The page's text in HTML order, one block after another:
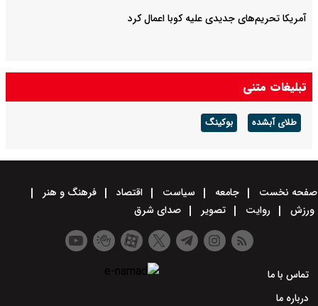
آمریکا تحریم‌های جدیدی علیه کوبا اعمال کرد
تبلیغات متنی
طلای آبشده بوکینگ
صفحه نخست جامعه سیاست اقتصاد
فرهنگ و هنر
ورزش
روایت تصویر صدای شرق
تماس با ما
درباره ما